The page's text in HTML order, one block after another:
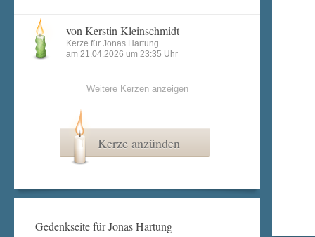
von Kerstin Kleinschmidt
Kerze für Jonas Hartung
am 21.04.2026 um 23:35 Uhr
Weitere Kerzen anzeigen
Kerze anzünden
Gedenkseite für Jonas Hartung